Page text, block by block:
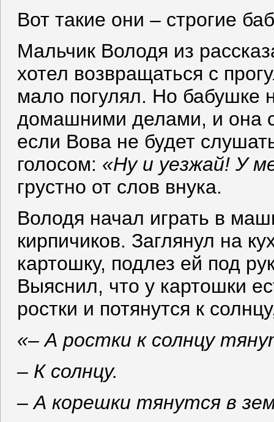
Вот такие они – строгие
Мальчик Володя из
хотел возвращаться с
мало погулял. Но бабушке
домашними делами, и она
если Вова не будет
голосом: «Ну и уезжай! У
грустно от слов внука.
Володя начал играть в
кирпичиков. Заглянул на
картошку, подлез ей под
Выяснил, что у картошки
ростки и потянутся к
«– А ростки к солнцу
– К солнцу.
– А корешки тянутся в